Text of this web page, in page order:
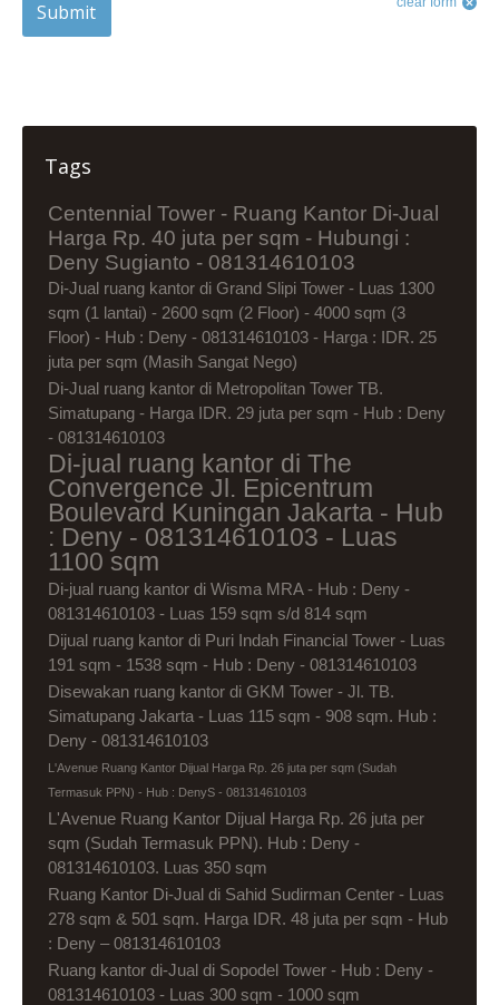
Submit
Tags
Centennial Tower - Ruang Kantor Di-Jual
Harga Rp. 40 juta per sqm - Hubungi :
Deny Sugianto - 081314610103
Di-Jual ruang kantor di Grand Slipi Tower - Luas 1300
sqm (1 lantai) - 2600 sqm (2 Floor) - 4000 sqm (3
Floor) - Hub : Deny - 081314610103 - Harga : IDR. 25
juta per sqm (Masih Sangat Nego)
Di-Jual ruang kantor di Metropolitan Tower TB.
Simatupang - Harga IDR. 29 juta per sqm - Hub : Deny
- 081314610103
Di-jual ruang kantor di The
Convergence Jl. Epicentrum
Boulevard Kuningan Jakarta - Hub
: Deny - 081314610103 - Luas
1100 sqm
Di-jual ruang kantor di Wisma MRA - Hub : Deny -
081314610103 - Luas 159 sqm s/d 814 sqm
Dijual ruang kantor di Puri Indah Financial Tower - Luas
191 sqm - 1538 sqm - Hub : Deny - 081314610103
Disewakan ruang kantor di GKM Tower - Jl. TB.
Simatupang Jakarta - Luas 115 sqm - 908 sqm. Hub :
Deny - 081314610103
L'Avenue Ruang Kantor Dijual Harga Rp. 26 juta per sqm (Sudah
Termasuk PPN) - Hub : DenyS - 081314610103
L'Avenue Ruang Kantor Dijual Harga Rp. 26 juta per
sqm (Sudah Termasuk PPN). Hub : Deny -
081314610103. Luas 350 sqm
Ruang Kantor Di-Jual di Sahid Sudirman Center - Luas
278 sqm & 501 sqm. Harga IDR. 48 juta per sqm - Hub
: Deny – 081314610103
Ruang kantor di-Jual di Sopodel Tower - Hub : Deny -
081314610103 - Luas 300 sqm - 1000 sqm